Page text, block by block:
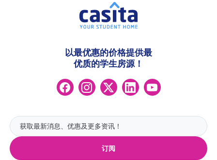
订阅
以最优惠的价格提供最
优质的学生房源！